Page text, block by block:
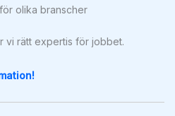
olika branscher
vi rätt expertis för jobbet.